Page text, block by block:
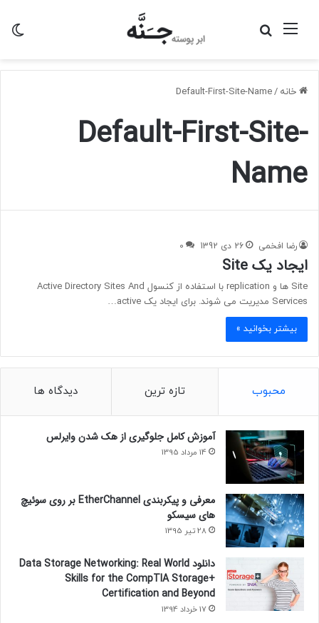
منو
خانه /
Default-First-Site-Name
Default-First-Site-
Name
رضا افخمی 26 دی 1392 0
ایجاد یک Site
Site ها و replication با استفاده از کنسول Active Directory Sites And
Services مدیریت می شوند. برای ایجاد یک active…
بیشتر بخوانید »
محبوب تازه ترین دیدگاه ها
آموزش کامل جلوگیری از هک شدن وایرلس
14 مرداد 1395
معرفی و پیکربندی EtherChannel بر روی سوئیچ
های سیسکو
28 تیر 1395
دانلود Data Storage Networking: Real World
Skills for the CompTIA Storage+
Certification and Beyond
17 خرداد 1394